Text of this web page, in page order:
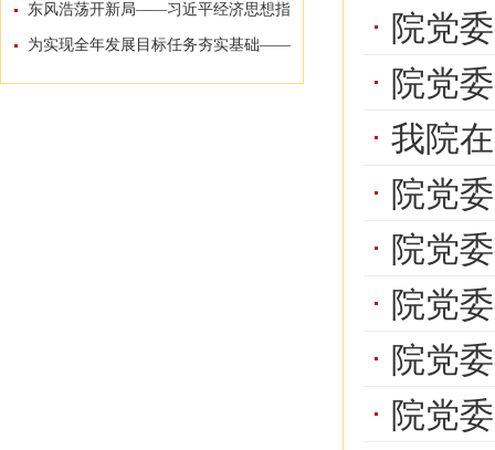
东风浩荡开新局——习近平经济思想指引中国...
为实现全年发展目标任务夯实基础——习近平...
院党
院党
我院
院党委召
院党
院党
院党
院党